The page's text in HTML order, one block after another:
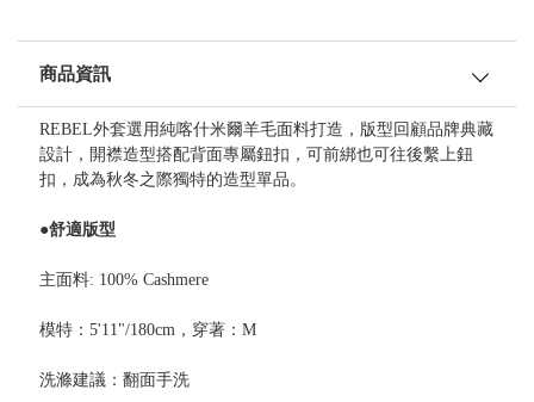
商品資訊
REBEL外套選用純喀什米爾羊毛面料打造，版型回顧品牌典藏
設計，開襟造型搭配背面專屬鈕扣，可前綁也可往後繫上鈕
扣，成為秋冬之際獨特的造型單品。
●舒適版型
主面料: 100% Cashmere
模特：5'11"/180cm，穿著：M
洗滌建議：翻面手洗